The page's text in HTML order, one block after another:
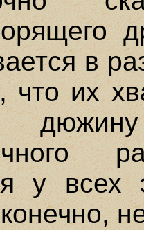
в
что их
у всех